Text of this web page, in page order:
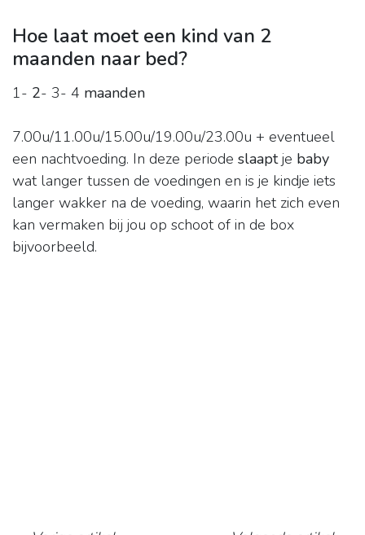
Hoe laat moet een kind van 2
maanden naar bed?
1- 2- 3- 4 maanden
7.00u/11.00u/15.00u/19.00u/23.00u + eventueel
een nachtvoeding. In deze periode slaaptje baby
wat langer tussen de voedingen en is je kindje iets
langer wakker na de voeding, waarin het zich even
kan vermaken bij jou op schoot of in de box
bijvoorbeeld.